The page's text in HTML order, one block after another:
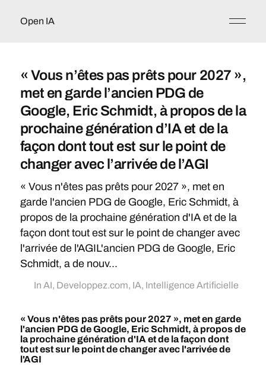
Open IA
« Vous n’êtes pas prêts pour 2027 »,
met en garde l’ancien PDG de
Google, Eric Schmidt, à propos de la
prochaine génération d’IA et de la
façon dont tout est sur le point de
changer avec l’arrivée de l’AGI
« Vous n'êtes pas prêts pour 2027 », met en
garde l'ancien PDG de Google, Eric Schmidt, à
propos de la prochaine génération d'IA et de la
façon dont tout est sur le point de changer avec
l'arrivée de l'AGIL'ancien PDG de Google, Eric
Schmidt, a de nouv...
In AI, Developpez.com, IA, Intelligence Artificielle
« Vous n'êtes pas prêts pour 2027 », met en garde
l'ancien PDG de Google, Eric Schmidt, à propos de
la prochaine génération d'IA et de la façon dont
tout est sur le point de changer avec l'arrivée de
l'AGI